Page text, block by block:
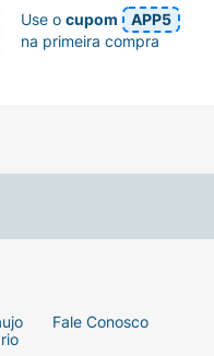
Fale Conosco
Use ocupom
APP5
na primeira compra